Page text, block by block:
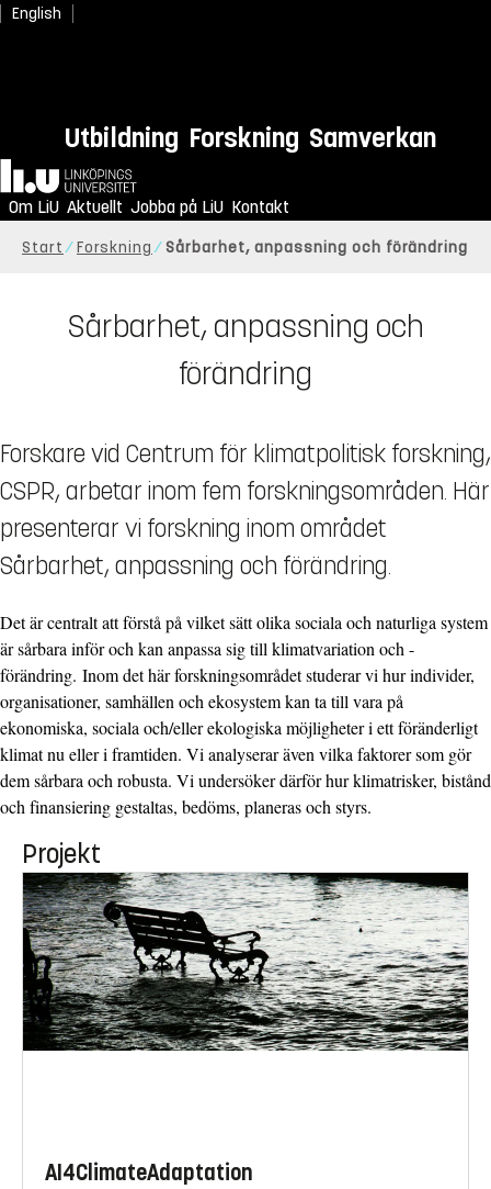
English
Utbildning Forskning Samverkan
Hem
Om LiU Aktuellt Jobba på LiU Kontakt
Start Forskning Sårbarhet, anpassning och förändring
Sårbarhet, anpassning och
förändring
Forskare vid Centrum för klimatpolitisk forskning,
CSPR, arbetar inom fem forskningsområden. Här
presenterar vi forskning inom området
Sårbarhet, anpassning och förändring.
Det är centralt att förstå på vilket sätt olika sociala och naturliga system
är sårbara inför och kan anpassa sig till klimatvariation och -
förändring. Inom det här forskningsområdet studerar vi hur individer,
organisationer, samhällen och ekosystem kan ta till vara på
ekonomiska, sociala och/eller ekologiska möjligheter i ett föränderligt
klimat nu eller i framtiden. Vi analyserar även vilka faktorer som gör
dem sårbara och robusta. Vi undersöker därför hur klimatrisker, bistånd
och finansiering gestaltas, bedöms, planeras och styrs.
Projekt
AI4ClimateAdaptation